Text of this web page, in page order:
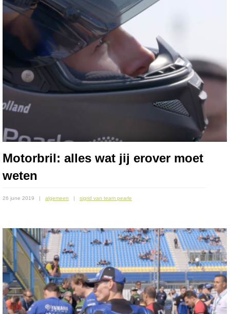
Motorbril: alles wat jij erover moet
weten
26 june 2019 algemeen sigrid van team pearle